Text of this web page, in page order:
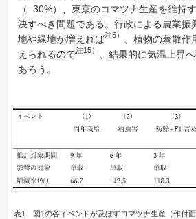
（–30%）、東京のコマツナ生産を維持
決すべき問題である。行政による農業振
地や緑地が増えれば注5）
、植物の蒸散
えられるので注15）
、結果的に気温上昇
あろう。
表1 図1の各イベントが及ぼすコマツナ生産（作付